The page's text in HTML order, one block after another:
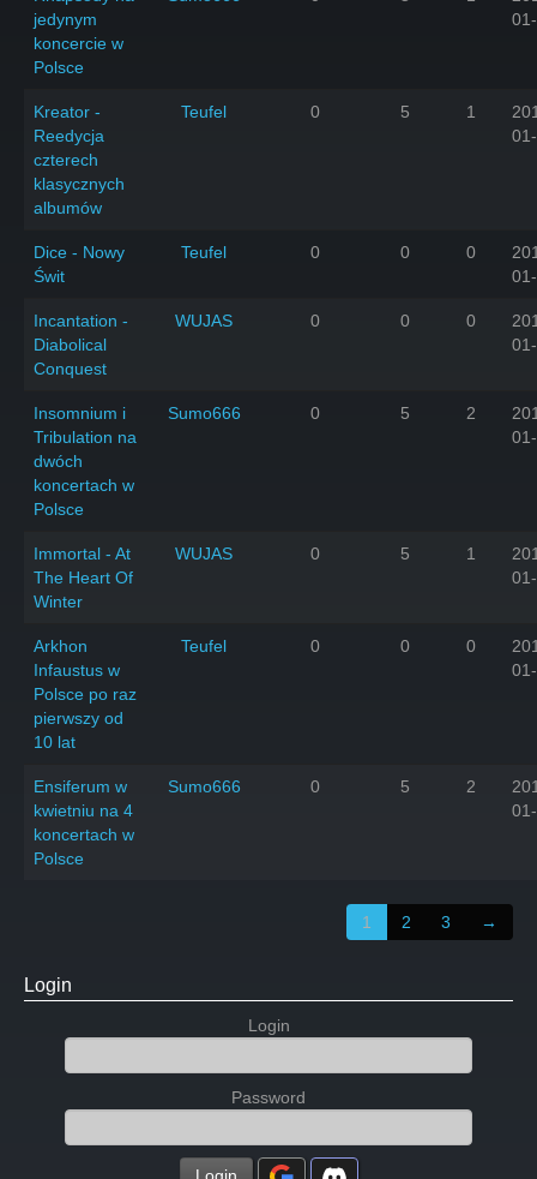
jedynym
koncercie w
Polsce
Kreator -
Reedycja
czterech
klasycznych
albumów
Teufel 0 5 1
Dice - Nowy
Świt
Teufel 0 0 0
Incantation -
Diabolical
Conquest
WUJAS 0 0 0
Insomnium i
Tribulation na
dwóch
koncertach w
Polsce
Sumo666 0 5 2
Immortal - At
The Heart Of
Winter
WUJAS 0 5 1
Arkhon
Infaustus w
Polsce po raz
pierwszy od
10 lat
Teufel 0 0 0
Ensiferum w
kwietniu na 4
koncertach w
Polsce
Sumo666 0 5 2
1 2 3 →
Login
Login
Password